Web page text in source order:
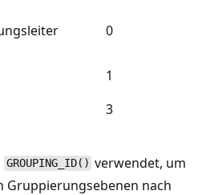
0
1
3
GROUPING_ID() verwendet, um
Gruppierungsebenen nach